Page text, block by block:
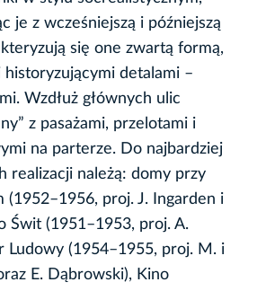
je z wcześniejszą i późniejszą
się one zwartą formą,
historyzującymi detalami –
Wzdłuż głównych ulic
z pasażami, przelotami i
na parterze. Do najbardziej
realizacji należą: domy przy
(1952–1956, proj. J. Ingarden i
Świt (1951–1953, proj. A.
Ludowy (1954–1955, proj. M. i
E. Dąbrowski), Kino